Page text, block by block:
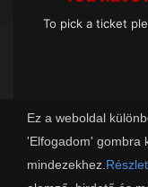
Ez a weboldal
'Elfogadom' gombra
mindezekhez.
To pick a ticket